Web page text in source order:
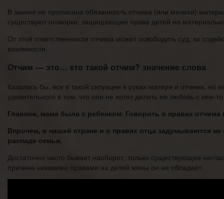
В законе не прописана обязанность отчима (или мачехи)
существуют оговорки, защищающие права детей на
От этой ответственности отчима может освободить суд, за
взаимности.
Отчим — это… кто такой отчим? значение слова
Казалось бы, все в такой ситуации в руках матери и отчима, но
удивительного в том, что они не хотят делить ее любовь с кем-
Главное, мама была с ребенком. Говорить о правах отчима
Впрочем, в нашей стране и о правах отца задумываются
распаде семьи.
Достаточно часто бывает наоборот, только существующее
причине никакими правами на детей жены он не обладает.